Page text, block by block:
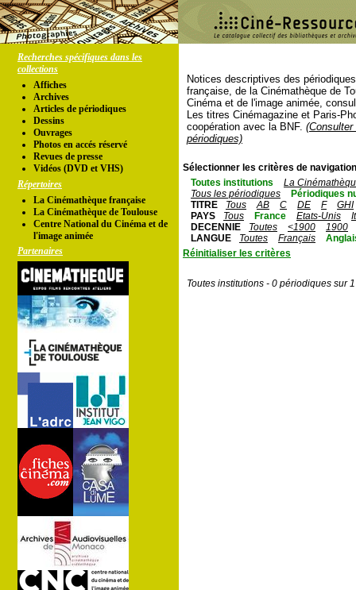
Recherches spécifiques dans les
collections
Affiches
Archives
Articles de périodiques
Dessins
Ouvrages
Photos en accés réservé
Revues de presse
Vidéos (DVD et VHS)
Répertoires
La Cinémathèque française
La Cinémathèque de Toulouse
Centre National du Cinéma et de
l'image animée
Partenaires
Notices descriptives des
française, de la Cinémathèque de
Cinéma et de l'image animée,
Les titres Cinémagazine et Paris-
coopération avec la BNF.
périodiques)
Sélectionner les critères de
Toutes institutions
La
Tous les périodiques
Périodiques
TITRE
Tous AB C DE F
GHI
PAYS
Tous France Etats-Unis
DECENNIE
Toutes <1900
1900
LANGUE
Toutes Français
Réinitialiser les critères
Toutes institutions - 0 périodiques sur